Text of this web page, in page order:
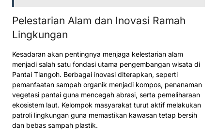
Pelestarian Alam dan Inovasi Ramah
Lingkungan
Kesadaran akan pentingnya menjaga kelestarian alam
menjadi salah satu fondasi utama pengembangan wisata di
Pantai Tlangoh. Berbagai inovasi diterapkan, seperti
pemanfaatan sampah organik menjadi kompos, penanaman
vegetasi pantai guna mencegah abrasi, serta pemeliharaan
ekosistem laut. Kelompok masyarakat turut aktif melakukan
patroli lingkungan guna memastikan kawasan tetap bersih
dan bebas sampah plastik.